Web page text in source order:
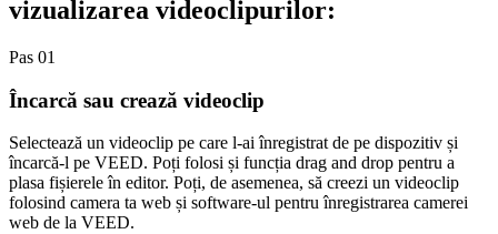
vizualizarea videoclipurilor:
Pas 01
Încarcă sau crează videoclip
Selectează un videoclip pe care l-ai înregistrat de pe dispozitiv și
încarcă-l pe VEED. Poți folosi și funcția drag and drop pentru a
plasa fișierele în editor. Poți, de asemenea, să creezi un videoclip
folosind camera ta web și software-ul pentru înregistrarea camerei
web de la VEED.